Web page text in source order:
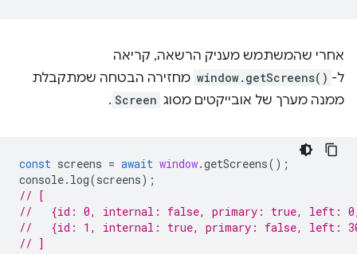
אחרי שהמשתמש מעניק הרשאה, קריאה
ל- window.getScreens() מחזירה הבטחה שמתקבלת
ממנה מערך של אובייקטים מסוג Screen
.
const screens = await window.getScreens();
console. log(screens);
// [
//   {id: 0, internal: false, primary: true, left:
//   {id: 1, internal: true, primary: false, left:
// ]